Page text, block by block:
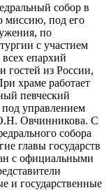
собор в
миссию, под его
по
с участием
епархий
гостей из России,
храме работает
певческий
управлением
Овчинникова. С
собора
главы государств
с официальными
и государственные